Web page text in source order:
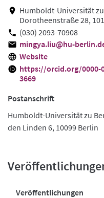
Humboldt-Universität
Dorotheenstraße 28,
(030) 2093-70908
mingya.liu@hu-
Website
https://orcid.org/0000-
3669
Postanschrift
Humboldt-Universität zu
den Linden 6, 10099 Berlin
Veröffentlichungen